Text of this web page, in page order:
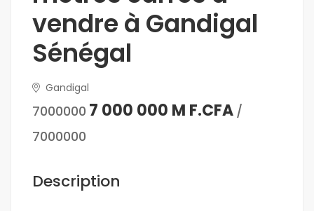
vendre à Gandigal
Sénégal
Gandigal
7000000 7 000 000 M F.CFA /
7000000
Description